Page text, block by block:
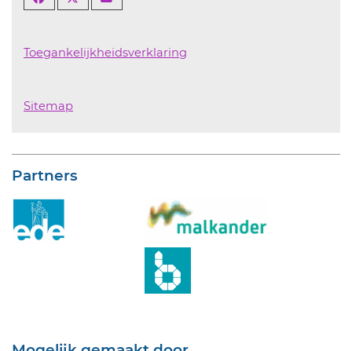
Toegankelijkheidsverklaring
Sitemap
Partners